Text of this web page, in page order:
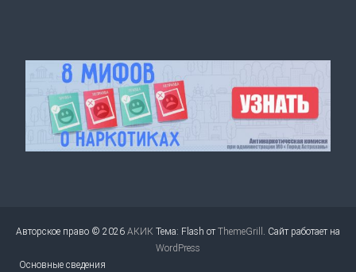
Авторское право © 2026 АКИК Тема: Flash отThemeGrill . Сайт работает на
WordPress
Основные сведения